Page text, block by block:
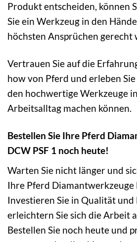
Produkt entscheiden, können
Sie ein Werkzeug in den
höchsten Ansprüchen gerecht
Vertrauen Sie auf die
how von Pferd und erleben
den hochwertige Werkzeuge
Arbeitsalltag machen können.
Bestellen Sie Ihre Pferd
DCW PSF 1 noch heute!
Warten Sie nicht länger und
Ihre Pferd Diamantwerkzeuge
Investieren Sie in Qualität und
erleichtern Sie sich die Arbeit
Bestellen Sie noch heute und